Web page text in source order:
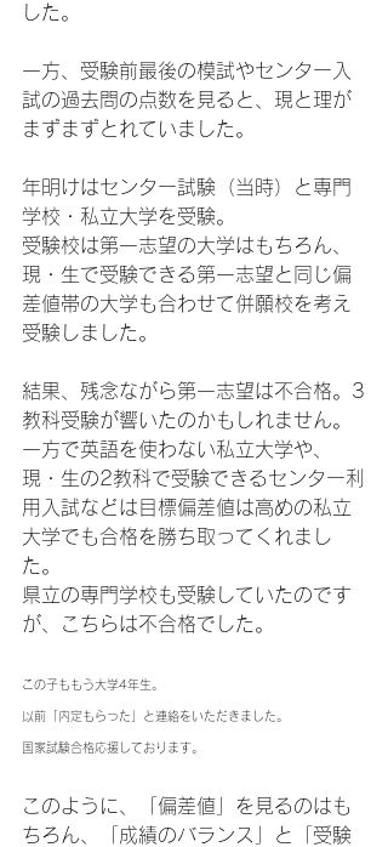
した。
一方、受験前最後の模試やセンター入
試の過去問の点数を見ると、現と理が
まずまずとれていました。
年明けはセンター試験（当時）と専門
学校・私立大学を受験。
受験校は第一志望の大学はもちろん、
現・生で受験できる第一志望と同じ偏
差値帯の大学も合わせて併願校を考え
受験しました。
結果、残念ながら第一志望は不合格。3
教科受験が響いたのかもしれません。
一方で英語を使わない私立大学や、
現・生の2教科で受験できるセンター利
用入試などは目標偏差値は高めの私立
大学でも合格を勝ち取ってくれまし
た。
県立の専門学校も受験していたのです
が、こちらは不合格でした。
この子ももう大学4年生。
以前「内定もらった」と連絡をいただきました。
国家試験合格応援しております。
このように、「偏差値」を見るのはも
ちろん、「成績のバランス」と「受験